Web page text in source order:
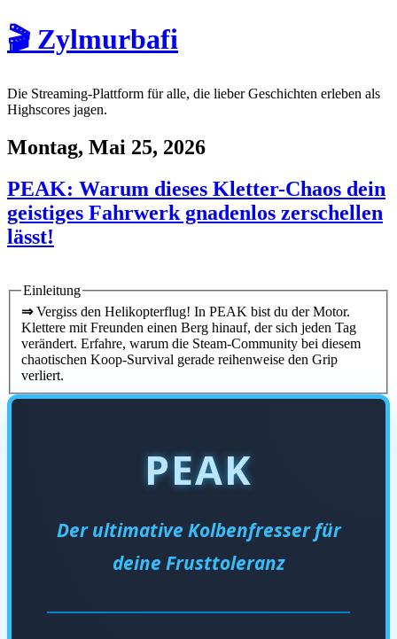
🎬 Zylmurbafi
Die Streaming-Plattform für alle, die lieber Geschichten erleben als
Highscores jagen.
Montag, Mai 25, 2026
PEAK: Warum dieses Kletter-Chaos dein
geistiges Fahrwerk gnadenlos zerschellen
lässt!
Einleitung
⇒Vergiss den Helikopterflug! In PEAK bist du der Motor.
Klettere mit Freunden einen Berg hinauf, der sich jeden Tag
verändert. Erfahre, warum die Steam-Community bei diesem
chaotischen Koop-Survival gerade reihenweise den Grip
verliert.
PEAK
Der ultimative Kolbenfresser für
deine Frusttoleranz